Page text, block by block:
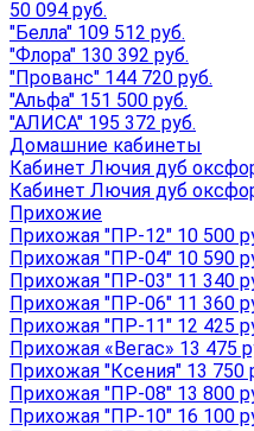
50 094 руб.
"Белла" 109 512 руб.
"Флора" 130 392 руб.
"Прованс" 144 720 руб.
"Альфа" 151 500 руб.
"АЛИСА" 195 372 руб.
Домашние кабинеты
Кабинет Лючия дуб
Кабинет Лючия дуб
Прихожие
Прихожая "ПР-12" 10 500
Прихожая "ПР-04" 10 590
Прихожая "ПР-03" 11 340
Прихожая "ПР-06" 11 360
Прихожая "ПР-11" 12 425
Прихожая «Вегас» 13 475
Прихожая "Ксения" 13 750
Прихожая "ПР-08" 13 800
Прихожая "ПР-10" 16 100